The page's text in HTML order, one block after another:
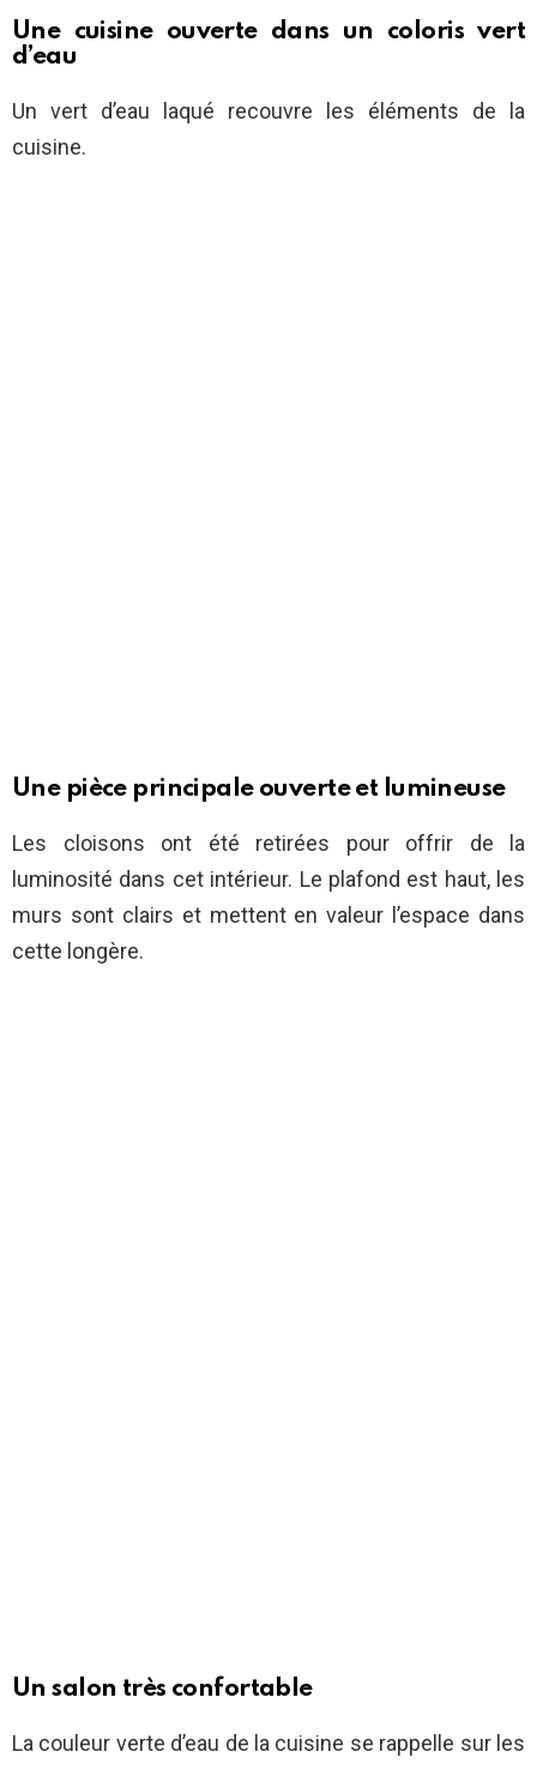
Une cuisine ouverte dans un coloris vert
d’eau
Un vert d’eau laqué recouvre les éléments de la
cuisine.
Une pièce principale ouverte et lumineuse
Les cloisons ont été retirées pour offrir de la
luminosité dans cet intérieur. Le plafond est haut, les
murs sont clairs et mettent en valeur l’espace dans
cette longère.
Un salon très confortable
La couleur verte d’eau de la cuisine se rappelle sur les